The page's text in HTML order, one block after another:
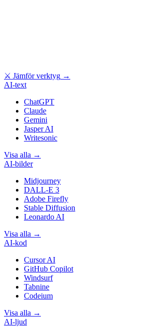
⚔ Jämför verktyg →
AI-text
ChatGPT
Claude
Gemini
Jasper AI
Writesonic
Visa alla →
AI-bilder
Midjourney
DALL-E 3
Adobe Firefly
Stable Diffusion
Leonardo AI
Visa alla →
AI-kod
Cursor AI
GitHub Copilot
Windsurf
Tabnine
Codeium
Visa alla →
AI-ljud